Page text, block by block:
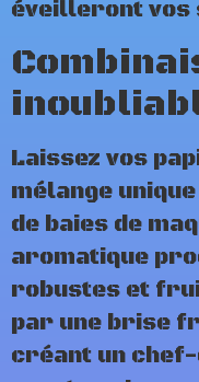
éveilleront vos
Laissez vos
mélange
de baies de
aromatique
robustes et
par une brise
créant un